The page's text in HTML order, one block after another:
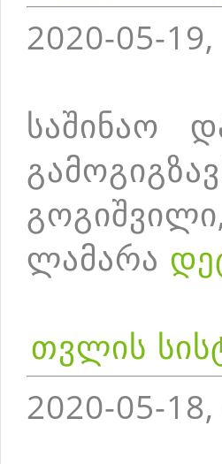
2020-05-
საშინაო
ლამარა
თვლის
2020-05-